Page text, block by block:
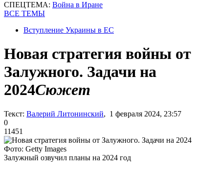
СПЕЦТЕМА: Война в Иране
ВСЕ ТЕМЫ
Вступление Украины в ЕС
Новая стратегия войны от
Залужного. Задачи на
2024Сюжет
Текст: Валерий Литонинский, 1 февраля 2024, 23:57
0
11451
Фото: Getty Images
Залужный озвучил планы на 2024 год